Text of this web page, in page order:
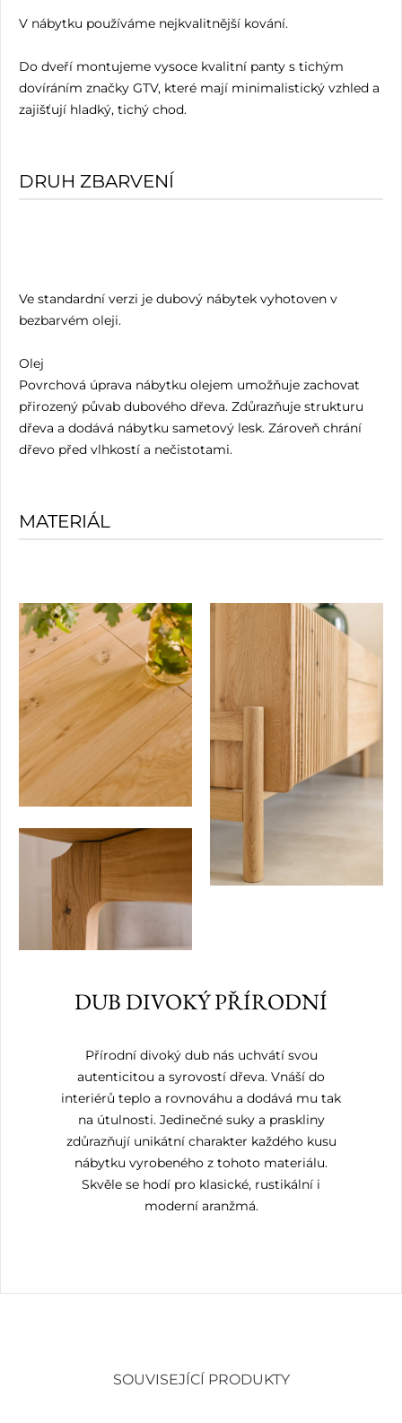
V nábytku používáme nejkvalitnější kování.
Do dveří montujeme vysoce kvalitní panty s tichým
dovíráním značky GTV, které mají minimalistický vzhled a
zajišťují hladký, tichý chod.
DRUH ZBARVENÍ
Ve standardní verzi je dubový nábytek vyhotoven v
bezbarvém oleji.
Olej
Povrchová úprava nábytku olejem umožňuje zachovat
přirozený půvab dubového dřeva. Zdůrazňuje strukturu
dřeva a dodává nábytku sametový lesk. Zároveň chrání
dřevo před vlhkostí a nečistotami.
MATERIÁL
DUB DIVOKÝ PŘÍRODNÍ
Přírodní divoký dub nás uchvátí svou
autenticitou a syrovostí dřeva. Vnáší do
interiérů teplo a rovnováhu a dodává mu tak
na útulnosti. Jedinečné suky a praskliny
zdůrazňují unikátní charakter každého kusu
nábytku vyrobeného z tohoto materiálu.
Skvěle se hodí pro klasické, rustikální i
moderní aranžmá.
SOUVISEJÍCÍ PRODUKTY